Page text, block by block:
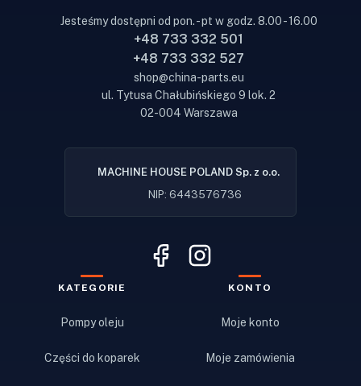
Jesteśmy dostępni od pon. - pt w godz. 8.00 - 16.00
+48 733 332 501
+48 733 332 527
shop@china-parts.eu
ul. Tytusa Chałubińskiego 9 lok. 2
02-004 Warszawa
MACHINE HOUSE POLAND Sp. z o.o.
NIP: 6443576736
KATEGORIE
Pompy oleju
Części do koparek
KONTO
Moje konto
Moje zamówienia